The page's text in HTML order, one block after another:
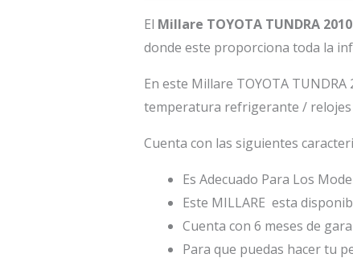
El Millare TOYOTA TUNDRA 2010
donde este proporciona toda la
En este Millare TOYOTA
temperatura refrigerante /
Cuenta con las siguientes
Es Adecuado Para Los
Este MILLARE esta
Cuenta con 6 meses de
Para que puedas hacer tu